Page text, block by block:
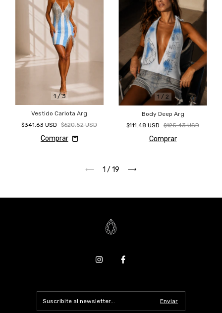
1 /3
Vestido Carlota Arg
$341.63 USD
$620.52 USD
1 / 2
Body Deep Arg
$111.48 USD
$125.43 USD
Comprar
1 / 19